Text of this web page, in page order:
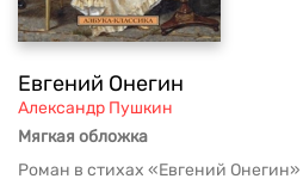
Евгений Онегин
Александр Пушкин
Мягкая обложка
Роман в стихах «Евгений